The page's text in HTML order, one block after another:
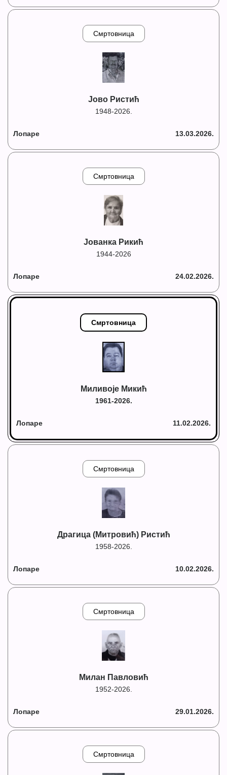
Смртовница
Јово Ристић
1948-2026.
Лопаре 13.03.2026.
Смртовница
Јованка Рикић
1944-2026
Лопаре 24.02.2026.
Смртовница
Миливоје Микић
1961-2026.
Лопаре 11.02.2026.
Смртовница
Драгица (Митровић) Ристић
1958-2026.
Лопаре 10.02.2026.
Смртовница
Милан Павловић
1952-2026.
Лопаре 29.01.2026.
Смртовница